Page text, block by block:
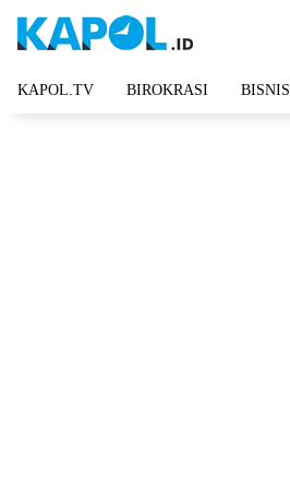
KAPOL.TV BIROKRASI BISNIS